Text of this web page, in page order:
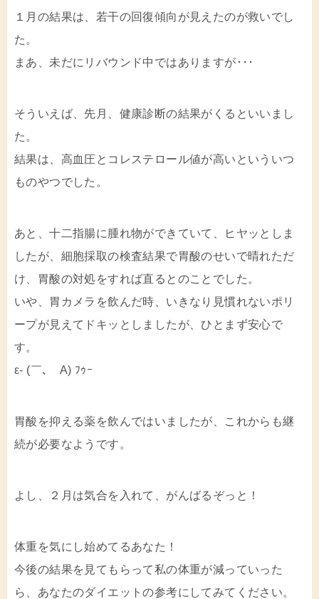
１月の結果は、若干の回復傾向が見えたのが救いでし
た。
まあ、未だにリバウンド中ではありますが･･･
そういえば、先月、健康診断の結果がくるといいまし
た。
結果は、高血圧とコレステロール値が高いといういつ
ものやつでした。
あと、十二指腸に腫れ物ができていて、ヒヤッとしま
したが、細胞採取の検査結果で胃酸のせいで晴れただ
け、胃酸の対処をすれば直るとのことでした。
いや、胃カメラを飲んだ時、いきなり見慣れないポリ
ープが見えてドキッとしましたが、ひとまず安心で
す。
ε- (￣､￣A) ﾌｩｰ
胃酸を抑える薬を飲んではいましたが、これからも継
続が必要なようです。
よし、２月は気合を入れて、がんばるぞっと！
体重を気にし始めてるあなた！
今後の結果を見てもらって私の体重が減っていった
ら、あなたのダイエットの参考にしてみてください。